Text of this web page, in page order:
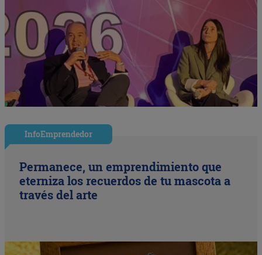
InfoEmprendedor
Permanece, un emprendimiento que
eterniza los recuerdos de tu mascota a
través del arte